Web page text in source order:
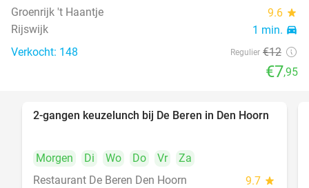
Groenrijk 't Haantje
9.6 star
Rijswijk 1 min. directions_car
Verkocht: 148 Regulier €12
€7,95
43%
2-gangen keuzelunch bij De Beren in Den Hoorn
Morgen Di Wo Do Vr
Za
Restaurant De Beren Den Hoorn
9.7 star